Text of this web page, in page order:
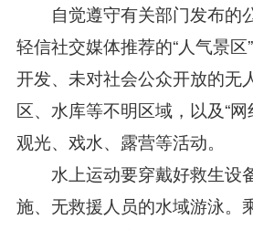
自觉遵守有关部门发布的
轻信社交媒体推荐的“人气景
开发、未对社会公众开放的无
区、水库等不明区域，以及“网
观光、戏水、露营等活动。
水上运动要穿戴好救生设
施、无救援人员的水域游泳。